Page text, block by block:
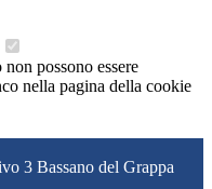
possono essere
nella pagina della cookie
3 Bassano del Grappa